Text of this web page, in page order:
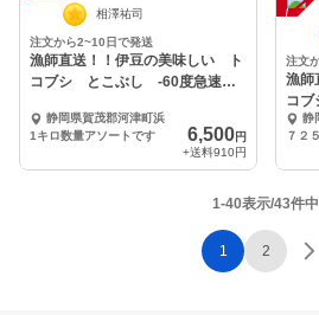
相澤祐司
注文から2~10日で発送
漁師直送！！伊豆の美味しい ト
コブシ とこぶし -60度急速冷
静岡県賀茂郡河津町浜
1キロ数量アソートです
6,500円
+送料910円
注文
漁師
コ
凍静
1-40表示/43件中
1 2